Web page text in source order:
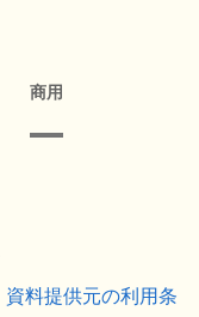
商用
資料提供元の利用条